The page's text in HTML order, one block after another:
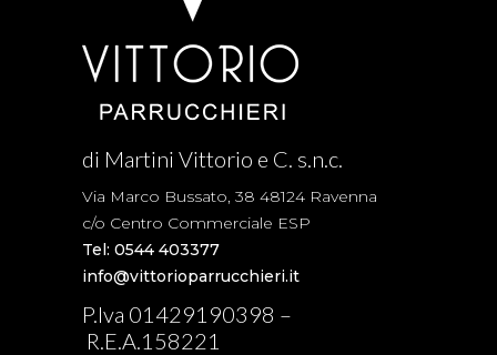
di Martini Vittorio e C. s.n.c.
Via Marco Bussato, 38 48124 Ravenna
c/o Centro Commerciale ESP
Tel: 0544 403377
info@vittorioparrucchieri.it
P.Iva 01429190398 –
R.E.A.158221